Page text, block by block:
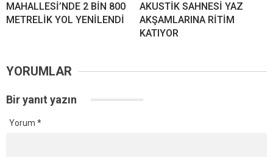
MAHALLESİ’NDE 2 BİN 800
METRELİK YOL YENİLENDİ
AKUSTİK SAHNESİ YAZ
AKŞAMLARINA RİTİM
KATIYOR
YORUMLAR
Bir yanıt yazın
Yorum *